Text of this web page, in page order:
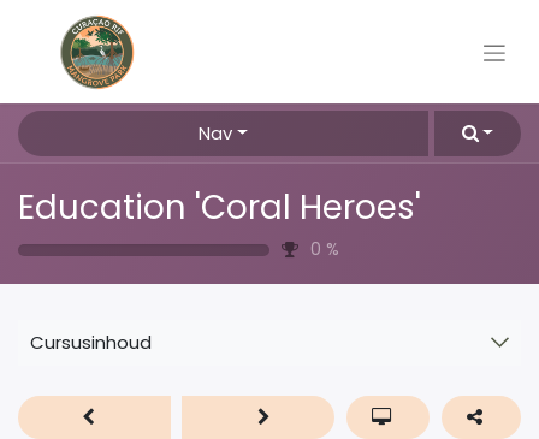
Nav
Education 'Coral Heroes'
0 %
Cursusinhoud